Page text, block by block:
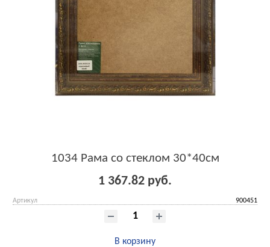
1034 Рама со стеклом 30*40см
1 367.82 руб.
Артикул 900451
В корзину